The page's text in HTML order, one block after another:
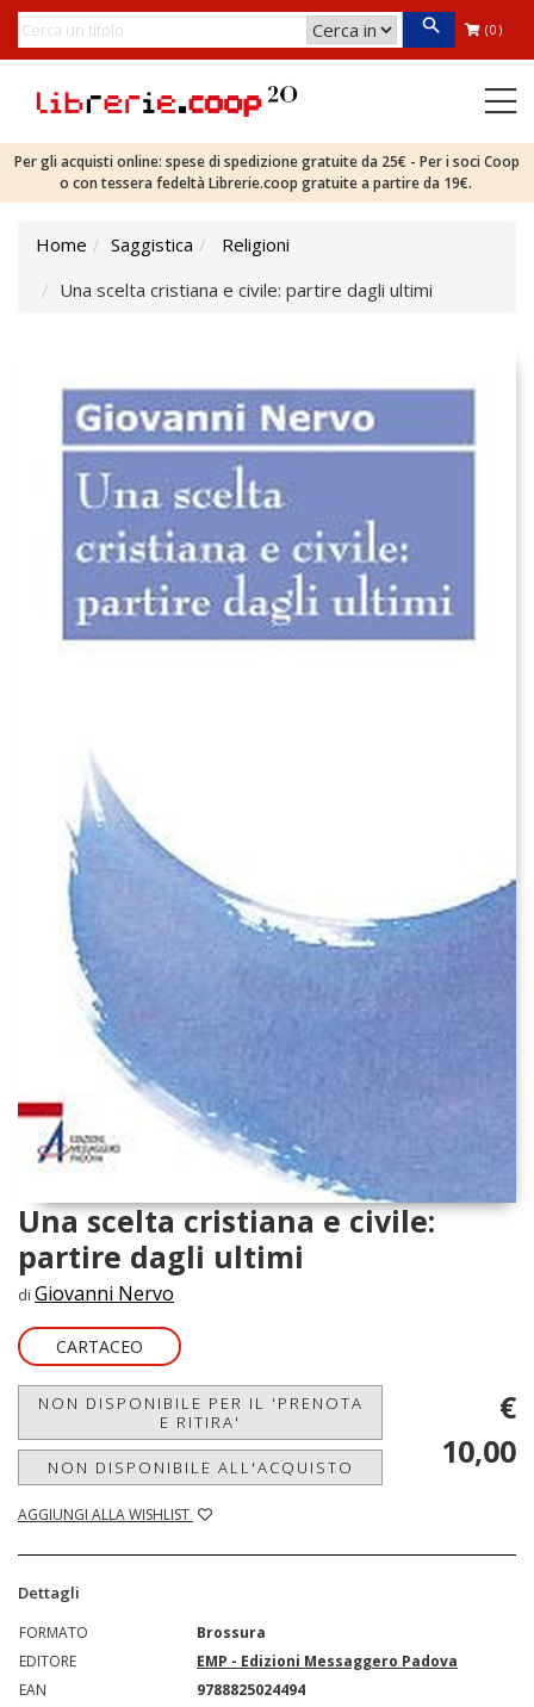
(0)
Per gli acquisti online: spese di spedizione gratuite da 25€ - Per i soci Coop
o con tessera fedeltà Librerie.coop gratuite a partire da 19€.
Home Saggistica
Religioni
Una scelta cristiana e civile: partire dagli ultimi
Una scelta cristiana e civile:
partire dagli ultimi
di Giovanni Nervo
CARTACEO
NON DISPONIBILE PER IL 'PRENOTA
E RITIRA'
NON DISPONIBILE ALL'ACQUISTO
AGGIUNGI ALLA WISHLIST
€
10,00
Dettagli
FORMATO
Brossura
EDITORE
EMP - Edizioni Messaggero Padova
EAN
9788825024494